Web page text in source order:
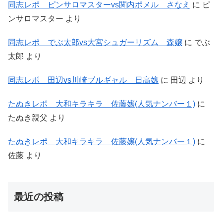
同志レポ ピンサロマスターvs関内ポメル さなえ に ピ
ンサロマスター より
同志レポ でぶ太郎vs大宮シュガーリズム 森嬢 に でぶ
太郎 より
同志レポ 田辺vs川崎ブルギャル 日高嬢 に 田辺 より
たぬきレポ 大和キラキラ 佐藤嬢(人気ナンバー１) に
たぬき親父 より
たぬきレポ 大和キラキラ 佐藤嬢(人気ナンバー１) に
佐藤 より
最近の投稿